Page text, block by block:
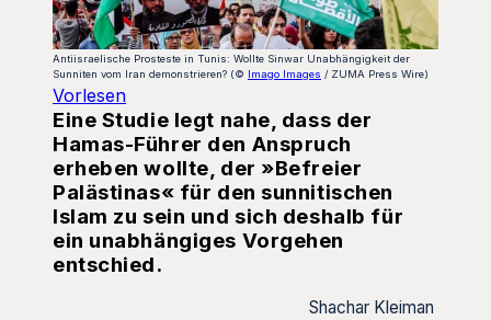
Antiisraelische Prosteste in Tunis: Wollte Sinwar Unabhängigkeit der
Sunniten vom Iran demonstrieren? (©
Imago Images / ZUMA Press Wire)
Vorlesen
Eine Studie legt nahe, dass der
Hamas-Führer den Anspruch
erheben wollte, der »Befreier
Palästinas« für den sunnitischen
Islam zu sein und sich deshalb für
ein unabhängiges Vorgehen
entschied.
Shachar Kleiman